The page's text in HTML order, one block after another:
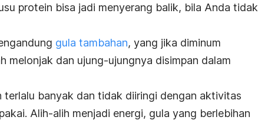
protein bisa jadi menyerang balik, bila Anda tidak
gula tambahan, yang jika diminum
melonjak dan ujung-ujungnya disimpan dalam
terlalu banyak dan tidak diiringi dengan aktivitas
Alih-alih menjadi energi, gula yang berlebihan